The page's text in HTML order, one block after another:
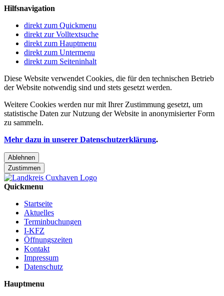
Hilfsnavigation
direkt zum Quickmenu
direkt zur Volltextsuche
direkt zum Hauptmenu
direkt zum Untermenu
direkt zum Seiteninhalt
Diese Website verwendet Cookies, die für den technischen Betrieb
der Website notwendig sind und stets gesetzt werden.
Weitere Cookies werden nur mit Ihrer Zustimmung gesetzt, um
statistische Daten zur Nutzung der Website in anonymisierter Form
zu sammeln.
Mehr dazu in unserer Datenschutzerklärung.
Ablehnen
Zustimmen
Quickmenu
Startseite
Aktuelles
Terminbuchungen
I-KFZ
Öffnungszeiten
Kontakt
Impressum
Datenschutz
Hauptmenu